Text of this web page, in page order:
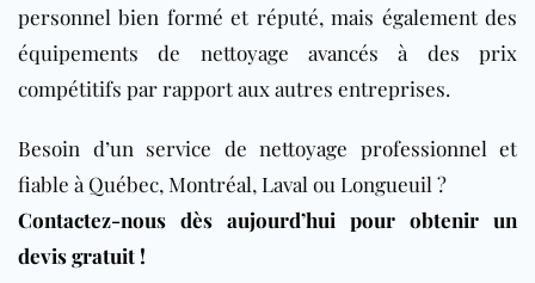
personnel bien formé et réputé, mais également des
équipements de nettoyage avancés à des prix
compétitifs par rapport aux autres entreprises.
Besoin d’un service de nettoyage professionnel et
fiable à Québec, Montréal, Laval ou Longueuil ?
Contactez-nous dès aujourd’hui pour obtenir un
devis gratuit !